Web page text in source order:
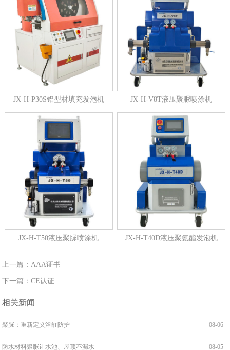
JX-H-P30S铝型材填充发泡机 JX-H-V8T液压聚脲喷涂机
JX-H-T50液压聚脲喷涂机 JX-H-T40D液压聚氨酯发泡机
上一篇：AAA证书
下一篇：CE认证
相关新闻
聚脲：重新定义浴缸防护 08-06
防水材料聚脲让水池、屋顶不漏水 08-05